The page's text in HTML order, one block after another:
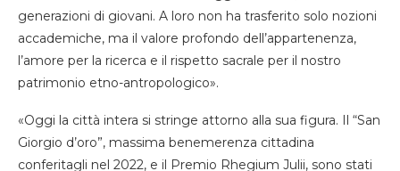
generazioni di giovani. A loro non ha trasferito solo nozioni
accademiche, ma il valore profondo dell’appartenenza,
l’amore per la ricerca e il rispetto sacrale per il nostro
patrimonio etno-antropologico».
«Oggi la città intera si stringe attorno alla sua figura. Il “San
Giorgio d’oro”, massima benemerenza cittadina
conferitagli nel 2022, e il Premio Rhegium Julii, sono stati